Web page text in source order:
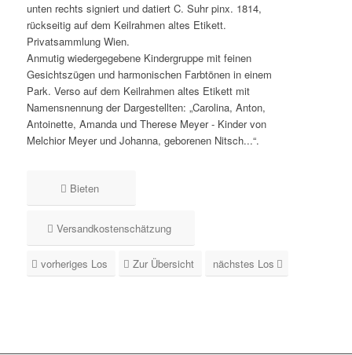
unten rechts signiert und datiert C. Suhr pinx. 1814,
rückseitig auf dem Keilrahmen altes Etikett.
Privatsammlung Wien.
Anmutig wiedergegebene Kindergruppe mit feinen
Gesichtszügen und harmonischen Farbtönen in einem
Park. Verso auf dem Keilrahmen altes Etikett mit
Namensnennung der Dargestellten: „Carolina, Anton,
Antoinette, Amanda und Therese Meyer - Kinder von
Melchior Meyer und Johanna, geborenen Nitsch...“.
Bieten
Versandkostenschätzung
vorheriges Los Zur Übersicht nächstes Los